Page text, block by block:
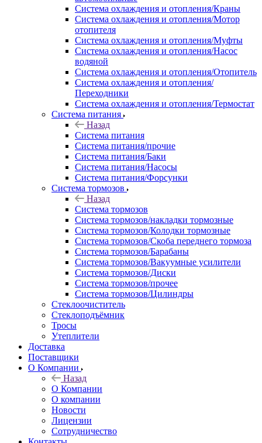
Система охлаждения и отопления/Краны
Система охлаждения и отопления/Мотор
отопителя
Система охлаждения и отопления/Муфты
Система охлаждения и отопления/Насос
водяной
Система охлаждения и отопления/Отопитель
Система охлаждения и отопления/
Переходники
Система охлаждения и отопления/Термостат
Система питания
Назад
Система питания
Система питания/прочие
Система питания/Баки
Система питания/Насосы
Система питания/Форсунки
Система тормозов
Назад
Система тормозов
Система тормозов/накладки тормозные
Система тормозов/Колодки тормозные
Система тормозов/Скоба переднего тормоза
Система тормозов/Барабаны
Система тормозов/Вакуумные усилители
Система тормозов/Диски
Система тормозов/прочее
Система тормозов/Цилиндры
Стеклоочиститель
Стеклоподъёмник
Тросы
Утеплители
Доставка
Поставщики
О Компании
Назад
О Компании
О компании
Новости
Лицензии
Сотрудничество